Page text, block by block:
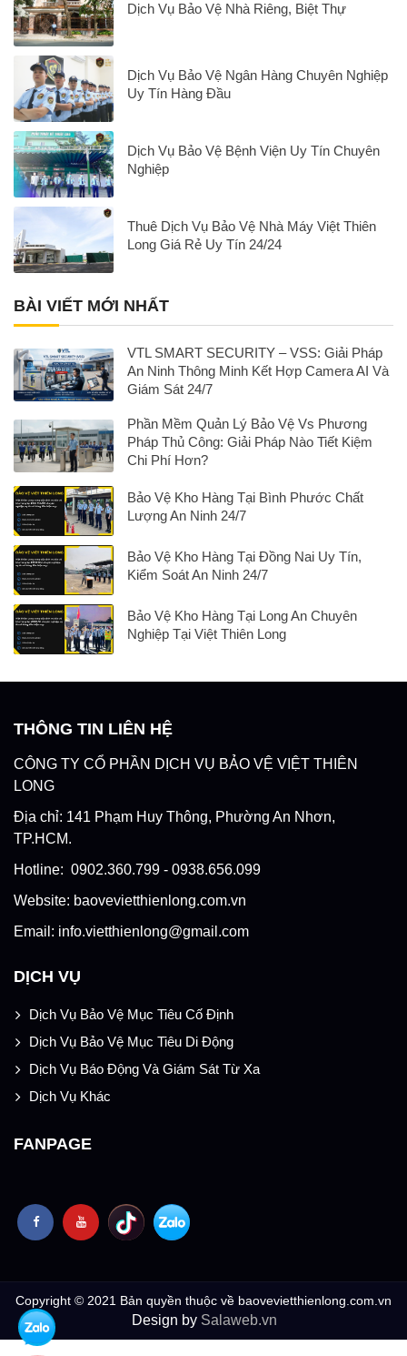
Dịch Vụ Bảo Vệ Nhà Riêng, Biệt Thự
Dịch Vụ Bảo Vệ Ngân Hàng Chuyên Nghiệp
Uy Tín Hàng Đầu
Dịch Vụ Bảo Vệ Bệnh Viện Uy Tín Chuyên
Nghiệp
Thuê Dịch Vụ Bảo Vệ Nhà Máy Việt Thiên
Long Giá Rẻ Uy Tín 24/24
BÀI VIẾT MỚI NHẤT
VTL SMART SECURITY – VSS: Giải Pháp
An Ninh Thông Minh Kết Hợp Camera AI Và
Giám Sát 24/7
Phần Mềm Quản Lý Bảo Vệ Vs Phương
Pháp Thủ Công: Giải Pháp Nào Tiết Kiệm
Chi Phí Hơn?
Bảo Vệ Kho Hàng Tại Bình Phước Chất
Lượng An Ninh 24/7
Bảo Vệ Kho Hàng Tại Đồng Nai Uy Tín,
Kiểm Soát An Ninh 24/7
Bảo Vệ Kho Hàng Tại Long An Chuyên
Nghiệp Tại Việt Thiên Long
THÔNG TIN LIÊN HỆ
CÔNG TY CỔ PHẦN DỊCH VỤ BẢO VỆ VIỆT THIÊN
LONG
Địa chỉ: 141 Phạm Huy Thông, Phường An Nhơn,
TP.HCM.
Hotline: 0902.360.799 - 0938.656.099
Website: baovevietthienlong.com.vn
Email: info.vietthienlong@gmail.com
DỊCH VỤ
Dịch Vụ Bảo Vệ Mục Tiêu Cố Định
Dịch Vụ Bảo Vệ Mục Tiêu Di Động
Dịch Vụ Báo Động Và Giám Sát Từ Xa
Dịch Vụ Khác
FANPAGE
Copyright © 2021 Bản quyền thuộc về baovevietthienlong.com.vn
Design by Salaweb.vn